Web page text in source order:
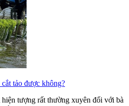
tảo được không?
tượng rất thường xuyên đối với bà